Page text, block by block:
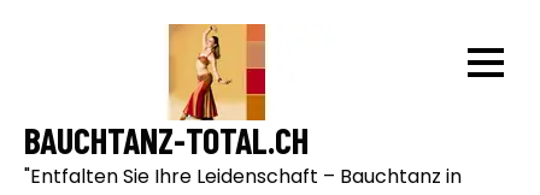
BAUCHTANZ-TOTAL.CH
"Entfalten Sie Ihre Leidenschaft – Bauchtanz in